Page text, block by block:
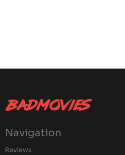
Navigation
Reviews